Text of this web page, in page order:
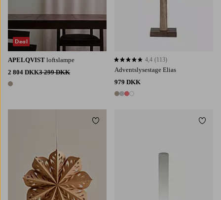
APELQVIST loftslampe
2 804 DKK3 299 DKK
1 farve
Deal
Adventslysestage Elias
979 DKK
4 farver
4,4 baseret på 113 bedømmelser
4,4 (113)
Tilføj til favoritter Tilføj